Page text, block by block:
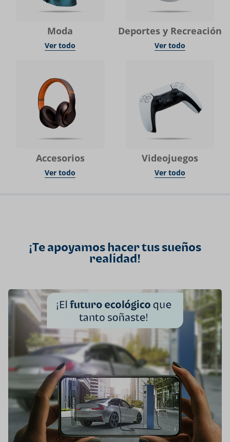
Moda
Ver todo
Deportes y Recreación
Ver todo
Accesorios
Ver todo
Videojuegos
Ver todo
¡Te apoyamos hacer tus sueños
realidad!